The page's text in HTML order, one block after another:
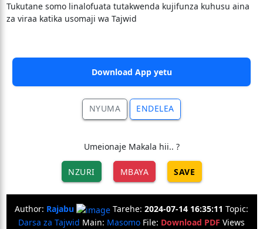
Tukutane somo linalofuata tutakwenda kujifunza kuhusu aina
za viraa katika usomaji wa Tajwid
Download App yetu
NYUMA ENDELEA
Umeionaje Makala hii.. ?
NZURI MBAYA SAVE
Author: Rajabu Tarehe: 2024-07-14 16:35:11 Topic:
Darsa za Tajwid Main: Masomo File: Download PDF Views